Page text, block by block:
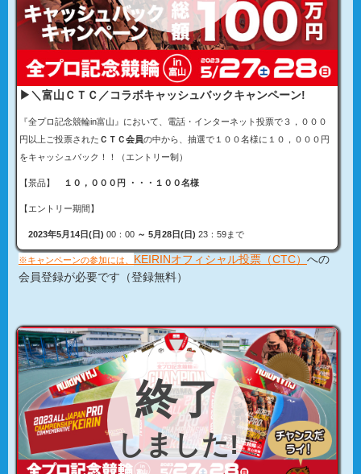
▶＼富山ＣＴＣ／コラボキャッシュバックキャンペーン!
『全プロ記念競輪in富山』において、電話・インターネット投票で３，０００
円以上ご投票された ＣＴＣ会員の中から、抽選で１００名様に１０，０００円
をキャッシュバック！！（エントリー制）
【景品】 １０，０００円 ・・・１００名様
【エントリー期間】
2023年5月14日(日) 00：00 ～ 5月28日(日) 23：59まで
※キャンペーンの参加には、 KEIRINオフィシャル投票（CTC） への
会員登録が必要です（登録無料）